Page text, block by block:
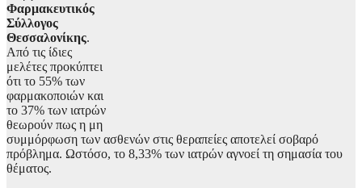
Φαρμακευτικός
Σύλλογος
Θεσσαλονίκης.
Από τις ίδιες
μελέτες προκύπτει
ότι το 55% των
φαρμακοποιών και
το 37% των ιατρών
θεωρούν πως η μη
συμμόρφωση των ασθενών στις θεραπείες αποτελεί σοβαρό
πρόβλημα. Ωστόσο, το 8,33% των ιατρών αγνοεί τη σημασία του
θέματος.